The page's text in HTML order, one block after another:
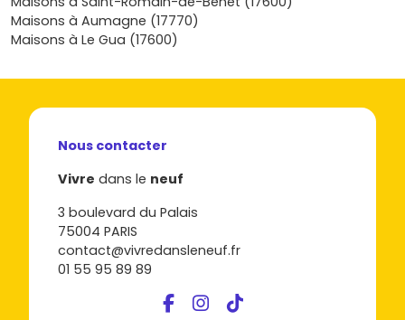
neuf, échange avec nos conseillers, et découvre les
programmes disponibles pour transformer ton envie en
une adresse qui te ressemble.
Maisons à Aumagne (17770)
Maisons à Le Gua (17600)
Nous contacter
Vivre dans le neuf
3 boulevard du Palais
75004 PARIS
contact@vivredansleneuf.fr
01 55 95 89 89